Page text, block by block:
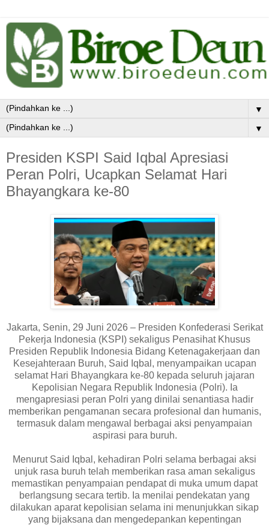
▼
▼
Presiden KSPI Said Iqbal Apresiasi
Peran Polri, Ucapkan Selamat Hari
Bhayangkara ke-80
Jakarta, Senin, 29 Juni 2026 – Presiden Konfederasi Serikat
Pekerja Indonesia (KSPI) sekaligus Penasihat Khusus
Presiden Republik Indonesia Bidang Ketenagakerjaan dan
Kesejahteraan Buruh, Said Iqbal, menyampaikan ucapan
selamat Hari Bhayangkara ke-80 kepada seluruh jajaran
Kepolisian Negara Republik Indonesia (Polri). Ia
mengapresiasi peran Polri yang dinilai senantiasa hadir
memberikan pengamanan secara profesional dan humanis,
termasuk dalam mengawal berbagai aksi penyampaian
aspirasi para buruh.
Menurut Said Iqbal, kehadiran Polri selama berbagai aksi
unjuk rasa buruh telah memberikan rasa aman sekaligus
memastikan penyampaian pendapat di muka umum dapat
berlangsung secara tertib. Ia menilai pendekatan yang
dilakukan aparat kepolisian selama ini menunjukkan sikap
yang bijaksana dan mengedepankan kepentingan